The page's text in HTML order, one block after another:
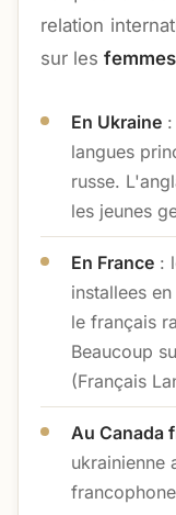
relation
sur les
En Ukraine
langues
russe.
les jeunes
En France :
installees
le français
Beaucoup
(Français
Au Canada
ukrainienne